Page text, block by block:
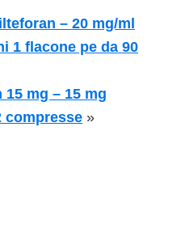
– 20 mg/ml
1 flacone pe da 90
15 mg – 15 mg
compresse »